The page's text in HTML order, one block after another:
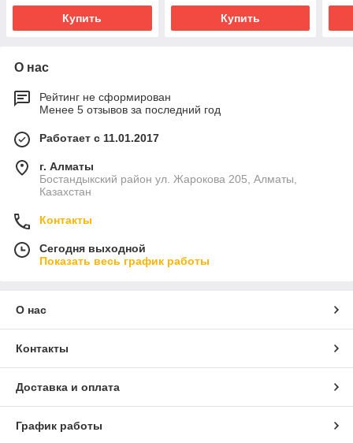
Купить Купить
О нас
Рейтинг не сформирован
Менее 5 отзывов за последний год
Работает с 11.01.2017
г. Алматы
Бостандыкский район ул. Жарокова 205, Алматы,
Казахстан
Контакты
Сегодня выходной
Показать весь график работы
О нас
Контакты
Доставка и оплата
График работы